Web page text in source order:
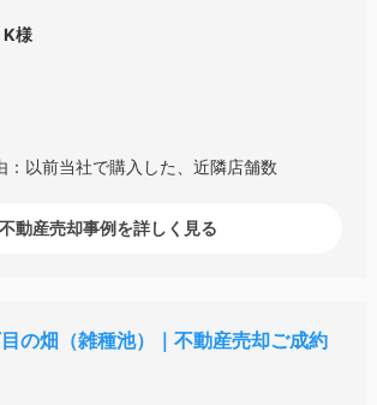
K様
：以前当社で購入した、近隣店舗数
不動産売却事例を詳しく見る
の畑（雑種池）｜不動産売却ご成約